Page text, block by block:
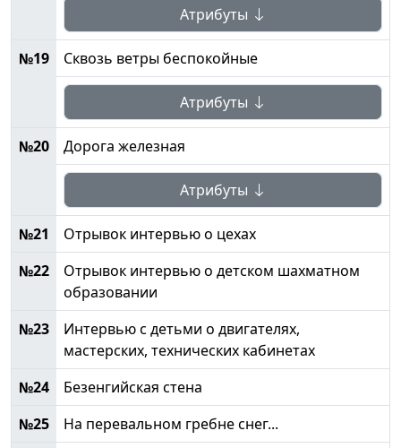
Атрибуты
№19 Сквозь ветры беспокойные
Атрибуты
№20 Дорога железная
Атрибуты
№21
Отрывок интервью о цехах
№22
Отрывок интервью о детском шахматном
образовании
№23
Интервью с детьми о двигателях,
мастерских, технических кабинетах
№24
Безенгийская стена
№25
На перевальном гребне снег...